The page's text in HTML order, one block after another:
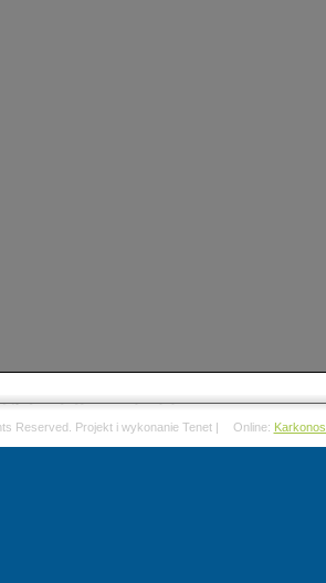
Reserved. Projekt i wykonanie Tenet | Online: